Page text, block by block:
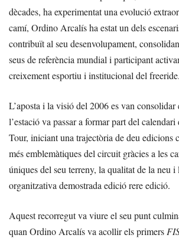
dècades, ha experimentat una evolució
camí, Ordino Arcalís ha estat un dels
contribuït al seu desenvolupament,
seus de referència mundial i participant
creixement esportiu i institucional del freeride.
L’aposta i la visió del 2006 es van consolidar
l’estació va passar a formar part del
Tour, iniciant una trajectòria de deu edicions
més emblemàtiques del circuit gràcies a les
úniques del seu terreny, la qualitat de la neu i
organitzativa demostrada edició rere edició.
Aquest recorregut va viure el seu punt
quan Ordino Arcalís va acollir els primers